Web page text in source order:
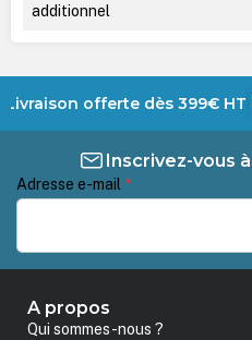
additionnel
Livraison offerte dès 399€ HT
Inscrivez-vous
Adresse e-mail *
A propos
Qui sommes-nous ?